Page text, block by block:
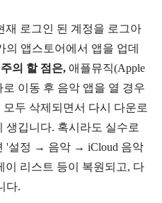
재 로그인 된 계정을 로그아
앱스토어에서 앱을 업데
주의 할 점은, 애플뮤직(Apple
이동 후 음악 앱을 열 경우
두 삭제되면서 다시 다운로
생깁니다. 혹시라도 실수로
'설정 → 음악 → iCloud 음악
이 리스트 등이 복원되고, 다
다.